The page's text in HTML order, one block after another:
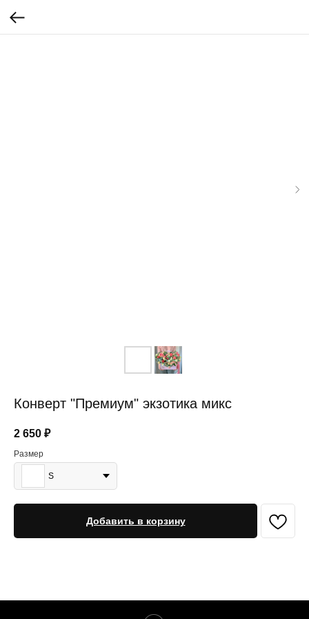
Конверт "Премиум" экзотика микс
2 650 ₽
Размер
S
Добавить в корзину